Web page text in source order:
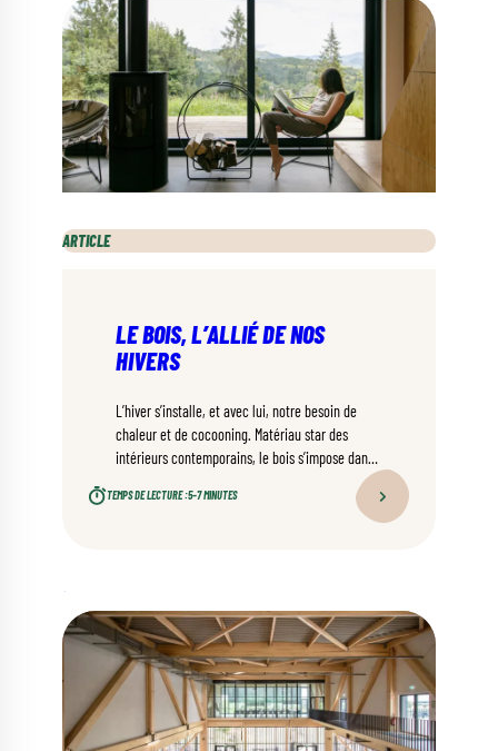
ARTICLE
LE BOIS, L’ALLIÉ DE NOS
HIVERS
L’hiver s’installe, et avec lui, notre besoin de
chaleur et de cocooning. Matériau star des
intérieurs contemporains, le bois s’impose dans
tous les espaces. Isolant, régulateur d’humidité,
apaisant, durable et écologique : le bois cumule
tous les atouts pour sublimer et réchauffer votre
TEMPS DE LECTURE :5–7 MINUTES